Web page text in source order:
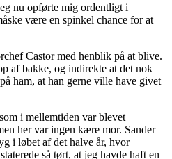
nu opførte mig ordentligt i
være en spinkel chance for at
Castor med henblik på at blive.
af bakke, og indirekte at det nok
ham, at han gerne ville have givet
i mellemtiden var blevet
her var ingen kære mor. Sander
i løbet af det halve år, hvor
så tørt, at jeg havde haft en